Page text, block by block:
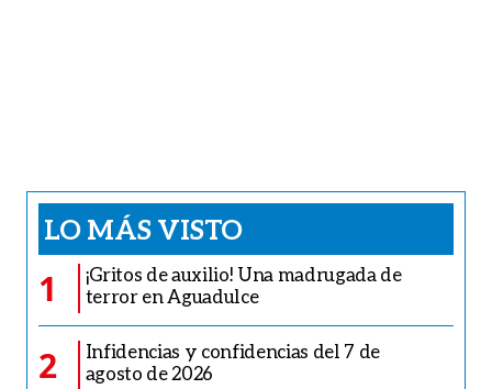
LO MÁS VISTO
1
¡Gritos de auxilio! Una madrugada de
terror en Aguadulce
2
Infidencias y confidencias del 7 de
agosto de 2026